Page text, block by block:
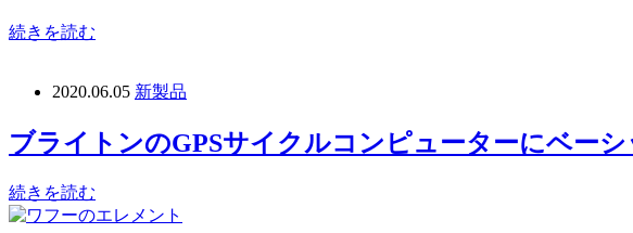
続きを読む
2020.06.05 新製品
ブライトンのGPSサイクルコンピューターにベー
続きを読む